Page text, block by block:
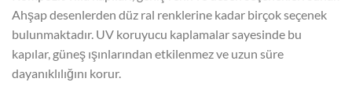
Ahşap desenlerden düz ral renklerine kadar birçok seçenek
bulunmaktadır. UV koruyucu kaplamalar sayesinde bu
kapılar, güneş ışınlarından etkilenmez ve uzun süre
dayanıklılığını korur.